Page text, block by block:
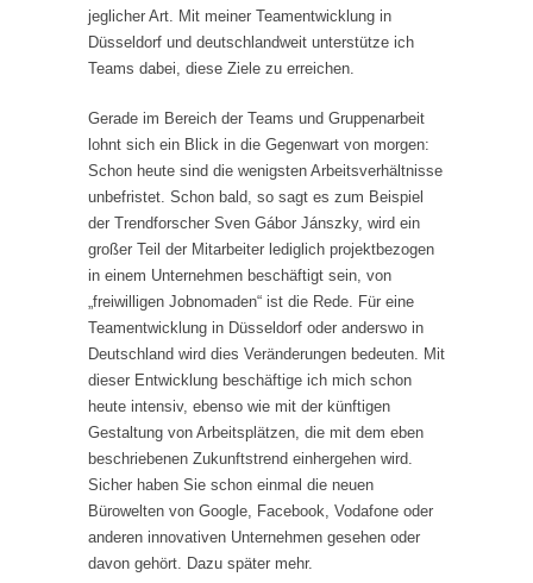
jeglicher Art. Mit meiner Teamentwicklung in
Düsseldorf und deutschlandweit unterstütze ich
Teams dabei, diese Ziele zu erreichen.
Gerade im Bereich der Teams und Gruppenarbeit
lohnt sich ein Blick in die Gegenwart von morgen:
Schon heute sind die wenigsten Arbeitsverhältnisse
unbefristet. Schon bald, so sagt es zum Beispiel
der Trendforscher Sven Gábor Jánszky, wird ein
großer Teil der Mitarbeiter lediglich projektbezogen
in einem Unternehmen beschäftigt sein, von
„freiwilligen Jobnomaden“ ist die Rede. Für eine
Teamentwicklung in Düsseldorf oder anderswo in
Deutschland wird dies Veränderungen bedeuten. Mit
dieser Entwicklung beschäftige ich mich schon
heute intensiv, ebenso wie mit der künftigen
Gestaltung von Arbeitsplätzen, die mit dem eben
beschriebenen Zukunftstrend einhergehen wird.
Sicher haben Sie schon einmal die neuen
Bürowelten von Google, Facebook, Vodafone oder
anderen innovativen Unternehmen gesehen oder
davon gehört. Dazu später mehr.